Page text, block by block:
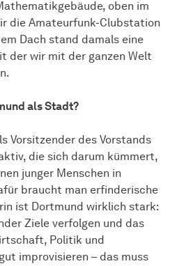
oben im
die Amateurfunk-Clubstation
Dach stand damals eine
der wir mit der ganzen Welt
als Stadt?
Vorsitzender des Vorstands
die sich darum kümmert,
junger Menschen in
braucht man erfinderische
ist Dortmund wirklich stark:
Ziele verfolgen und das
Politik und
improvisieren – das muss